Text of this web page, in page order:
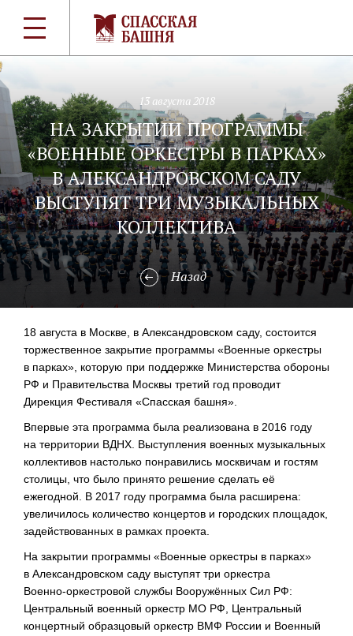
13 августа 2018
НА ЗАКРЫТИИ ПРОГРАММЫ
«ВОЕННЫЕ ОРКЕСТРЫ В ПАРКАХ»
В АЛЕКСАНДРОВСКОМ САДУ
ВЫСТУПЯТ ТРИ МУЗЫКАЛЬНЫХ
КОЛЛЕКТИВА
Назад
18 августа в Москве, в Александровском саду, состоится
торжественное закрытие программы «Военные оркестры
в парках», которую при поддержке Министерства обороны
РФ и Правительства Москвы третий год проводит
Дирекция Фестиваля «Спасская башня».
Впервые эта программа была реализована в 2016 году
на территории ВДНХ. Выступления военных музыкальных
коллективов настолько понравились москвичам и гостям
столицы, что было принято решение сделать её
ежегодной. В 2017 году программа была расширена:
увеличилось количество концертов и городских площадок,
задействованных в рамках проекта.
На закрытии программы «Военные оркестры в парках»
в Александровском саду выступят три оркестра
Военно-оркестровой службы Вооружённых Сил РФ:
Центральный военный оркестр МО РФ, Центральный
концертный образцовый оркестр ВМФ России и Военный